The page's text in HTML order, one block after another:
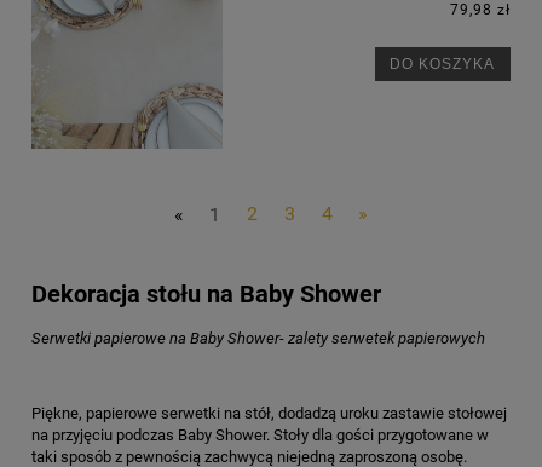
79,98 zł
DO KOSZYKA
« 1 2 3 4 »
Dekoracja stołu na Baby Shower
Serwetki papierowe na Baby Shower- zalety serwetek papierowych
Piękne, papierowe serwetki na stół, dodadzą uroku zastawie stołowej
na przyjęciu podczas Baby Shower. Stoły dla gości przygotowane w
taki sposób z pewnością zachwycą niejedną zaproszoną osobę.